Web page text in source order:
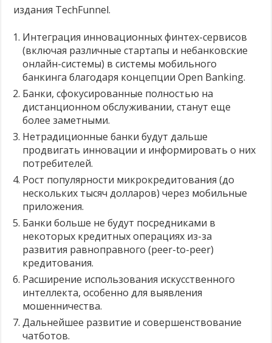
издания TechFunnel.
Интеграция инновационных финтех-сервисов
(включая различные стартапы и небанковские
онлайн-системы) в системы мобильного
банкинга благодаря концепции Open Banking.
Банки, сфокусированные полностью на
дистанционном обслуживании, станут еще
более заметными.
Нетрадиционные банки будут дальше
продвигать инновации и информировать о них
потребителей.
Рост популярности микрокредитования (до
нескольких тысяч долларов) через мобильные
приложения.
Банки больше не будут посредниками в
некоторых кредитных операциях из-за
развития равноправного (peer-to-peer)
кредитования.
Расширение использования искусственного
интеллекта, особенно для выявления
мошенничества.
Дальнейшее развитие и совершенствование
чатботов.